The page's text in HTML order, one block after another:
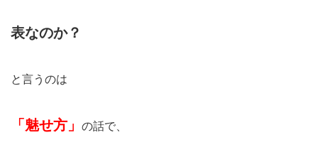
表なのか？
と言うのは
「魅せ方」 の話で、